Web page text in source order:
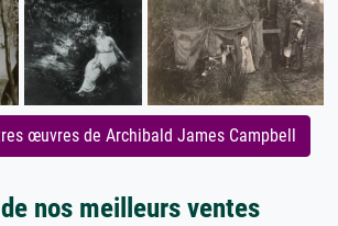
œuvres de Archibald James Campbell
nos meilleurs ventes